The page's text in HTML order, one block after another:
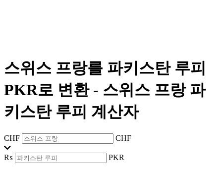
스위스 프랑를 파키스탄 루피
PKR로 변환- 스위스 프랑 파
키스탄 루피 계산자
CHF CHF
₨ PKR